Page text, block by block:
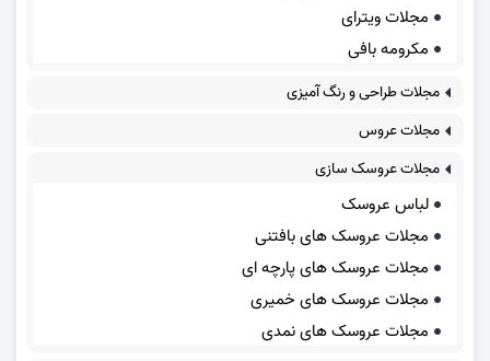
مجلات ویترای
مکرومه بافی
مجلات طراحی و رنگ آمیزی
مجلات عروس
مجلات عروسک سازی
لباس عروسک
مجلات عروسک های بافتنی
مجلات عروسک های پارچه ای
مجلات عروسک های خمیری
مجلات عروسک های نمدی